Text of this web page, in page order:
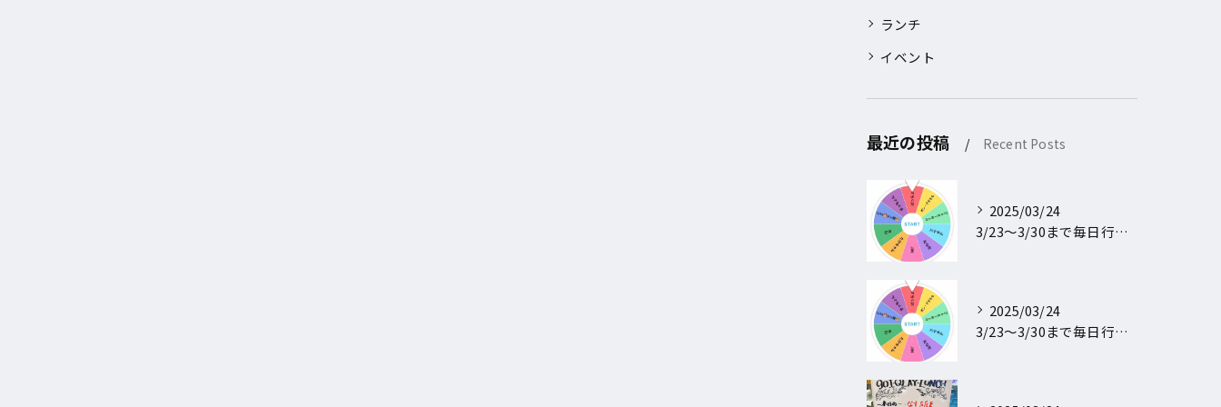
ランチ
イベント
最近の投稿 Recent Posts
2025/03/24
3/23〜3/30まで毎日行われるフォロー＆リポストキャンペ...
2025/03/24
3/23〜3/30まで毎日行われるフォロー＆リポストキャンペ...